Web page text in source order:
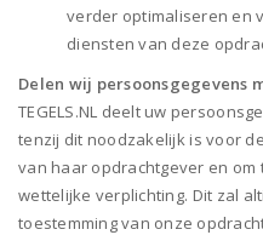
verder optimaliseren en
diensten van deze
Delen wij persoonsgegevens
TEGELS.NL deelt uw
tenzij dit noodzakelijk is voor
van haar opdrachtgever en
wettelijke verplichting. Dit zal
toestemming van onze